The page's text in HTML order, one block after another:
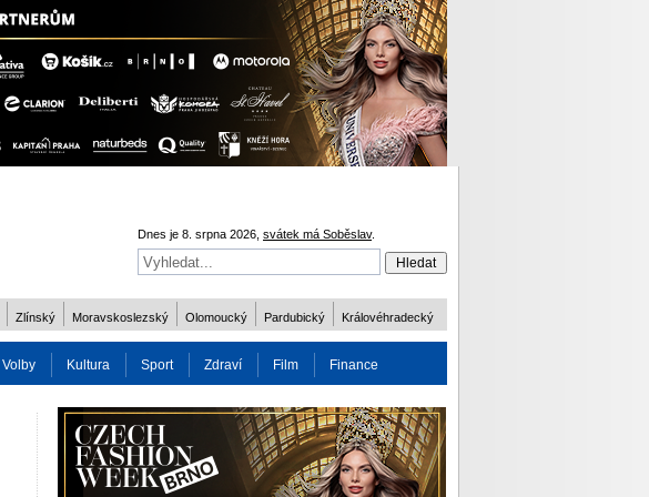
Dnes je 8. srpna 2026, svátek má Soběslav.
Zlínský Moravskoslezský Olomoucký Pardubický Královéhradecký
Volby Kultura Sport Zdraví Film Finance
Charita Osobnost Více ODM 2016